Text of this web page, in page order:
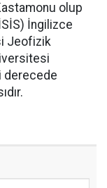
olup
İngilizce
Jeofizik
derecede